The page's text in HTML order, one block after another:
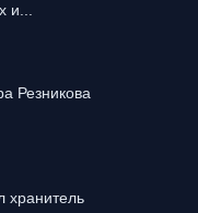
и...
Резникова
хранитель